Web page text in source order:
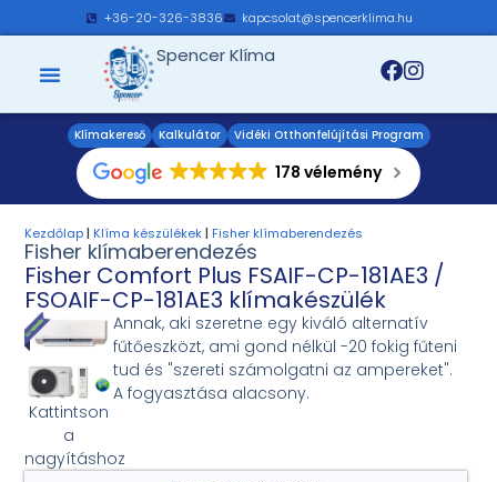
+36-20-326-3836 kapcsolat@spencerklima.hu
Spencer Klíma
Klímakereső Kalkulátor Vidéki Otthonfelújítási Program
178 vélemény
Kezdőlap| Klíma készülékek| Fisher klímaberendezés
Fisher klímaberendezés
Fisher Comfort Plus FSAIF-CP-181AE3 /
FSOAIF-CP-181AE3 klímakészülék
Kattintson
a
nagyításhoz
Annak, aki szeretne egy kiváló alternatív
fűtőeszközt, ami gond nélkül -20 fokig fűteni
tud és "szereti számolgatni az ampereket".
A fogyasztása alacsony.